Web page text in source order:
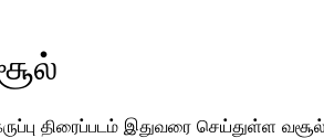
திரைப்படம் இதுவரை செய்துள்ள